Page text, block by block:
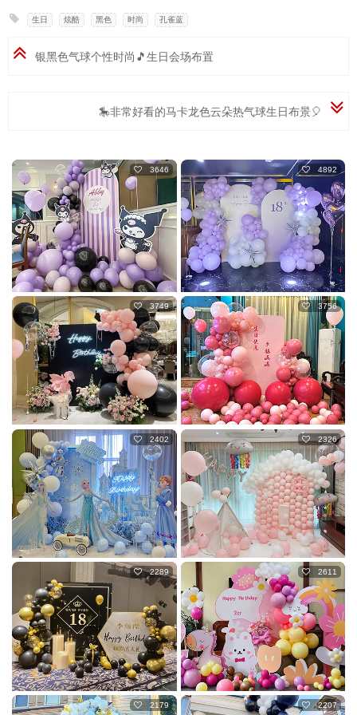
生日 炫酷 黑色 时尚 孔雀蓝
银黑色气球个性时尚🎵生日会场布置
🎠非常好看的马卡龙色云朵热气球生日布景🎈
3646 4892
3749 3756
2402 2326
2289 2611
2179 2207